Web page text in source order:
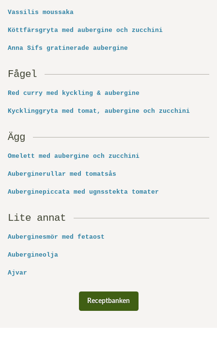
Vassilis moussaka
Köttfärsgryta med aubergine och zucchini
Anna Sifs gratinerade aubergine
Fågel
Red curry med kyckling & aubergine
Kycklinggryta med tomat, aubergine och zucchini
Ägg
Omelett med aubergine och zucchini
Auberginerullar med tomatsås
Auberginepiccata med ugnsstekta tomater
Lite annat
Auberginesmör med fetaost
Aubergineolja
Ajvar
Receptbanken